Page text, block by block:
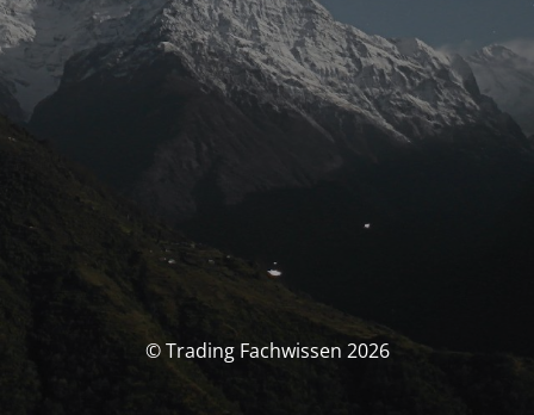
© Trading Fachwissen 2026